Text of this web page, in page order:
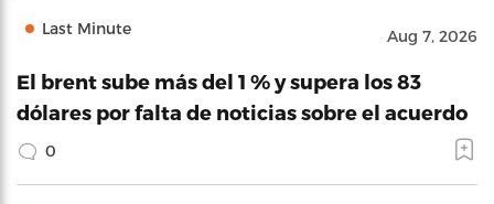
Last Minute Aug 7, 2026
El brent sube más del 1 % y supera los 83
dólares por falta de noticias sobre el acuerdo
0